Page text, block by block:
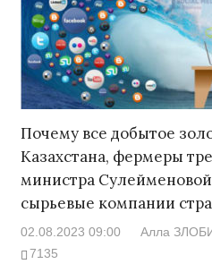
Почему все добытое
Казахстана, фермеры
министра
сырьевые компании
02.08.2023 09:00 Алла
7135